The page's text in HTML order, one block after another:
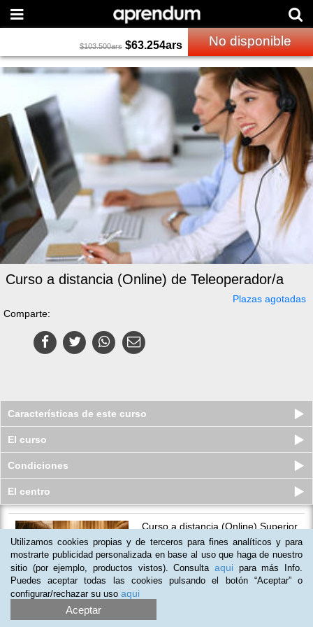
$103.500ars $63.254ars No disponible
Curso a distancia (Online) de Teleoperador/a
Plazas agotadas
Comparte:
Características de este curso
El curso
Condiciones
El centro
Curso a distancia (Online) Superior
de Administración y Finanzas
Plazas disponibles
118.500 ars $88.500ars
(6)
Utilizamos cookies propias y de terceros para fines analíticos y para
mostrarte publicidad personalizada en base al uso que haga de nuestro
sitio (por ejemplo, productos vistos). Consulta aqui para más Info.
Puedes aceptar todas las cookies pulsando el botón “Aceptar” o
configurar/rechazar su uso aqui
Aceptar